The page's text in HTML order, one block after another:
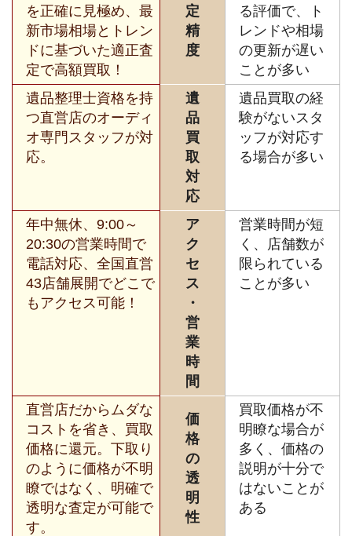
を正確に見極め、最
新市場相場とトレン
ドに基づいた適正査
定で高額買取！
定
精
度
る評価で、ト
レンドや相場
の更新が遅い
ことが多い
遺品整理士資格を持
つ直営店のオーディ
オ専門スタッフが対
応。
遺
品
買
取
対
応
遺品買取の経
験がないスタ
ッフが対応す
る場合が多い
年中無休、9:00～
20:30の営業時間で
電話対応、全国直営
43店舗展開でどこで
もアクセス可能！
ア
ク
セ
ス
・
営
業
時
間
営業時間が短
く、店舗数が
限られている
ことが多い
直営店だからムダな
コストを省き、買取
価格に還元。下取り
のように価格が不明
瞭ではなく、明確で
透明な査定が可能で
す。
価
格
の
透
明
性
買取価格が不
明瞭な場合が
多く、価格の
説明が十分で
はないことが
ある